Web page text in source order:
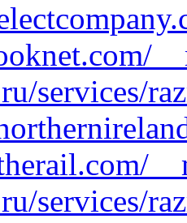
services/
services/